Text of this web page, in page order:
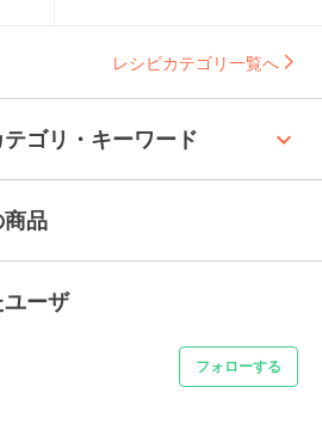
レシピカテゴリ一覧へ
ゴリ・キーワード keyboard_arrow_up
商品
ーザ
フォローする